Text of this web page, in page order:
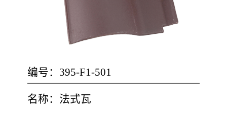
编号：395-F1-501
名称：法式瓦